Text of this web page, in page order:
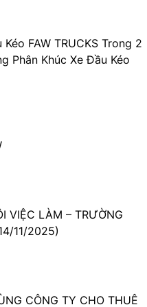
FAW TRUCKS Trong 2
Phân Khúc Xe Đầu Kéo
VIỆC LÀM – TRƯỜNG
11/2025)
CÔNG TY CHO THUÊ